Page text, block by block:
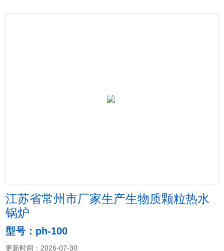
江苏省常州市厂家生产生物质颗粒热水
锅炉
型号：ph-100
更新时间：2026-07-30